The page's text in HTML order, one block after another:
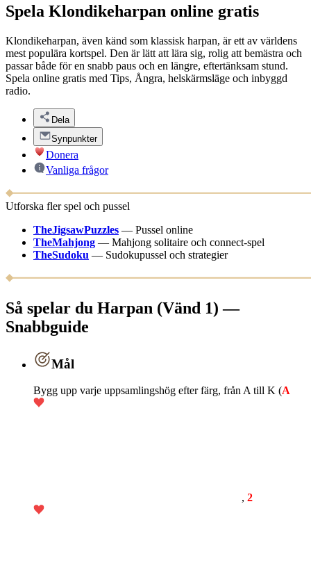
Spela Klondikeharpan online gratis
Klondikeharpan, även känd som klassisk harpan, är ett av världens
mest populära kortspel. Den är lätt att lära sig, rolig att bemästra och
passar både för en snabb paus och en längre, eftertänksam stund.
Spela online gratis med Tips, Ångra, helskärmsläge och inbyggd
radio.
Dela
Synpunkter
Donera
Vanliga frågor
Utforska fler spel och pussel
TheJigsawPuzzles — Pussel online
TheMahjong — Mahjong solitaire och connect-spel
TheSudoku — Sudokupussel och strategier
Så spelar du Harpan (Vänd 1) —
Snabbguide
Mål
Bygg upp varje uppsamlingshög efter färg, från A till K (A
, 2